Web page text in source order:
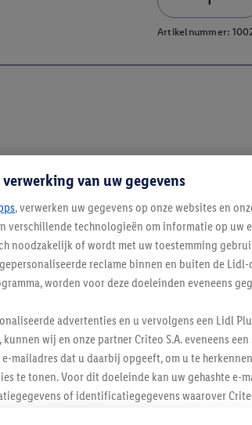
Artikelnummer:
Blijf op de
Schrijf je in op de
van uw gegevens
, verwerken uw gegevens op onze websites en
verschillende technologieën om informatie op uw
noodzakelijk of wordt met uw toestemming
reclame binnen en buiten de Lidl-
worden voor deze doeleinden eveneens
advertenties en u vervolgens een Lidl
wij en onze partner Criteo S.A. eveneens
mailadres dat u daarbij opgeeft, om u te
te tonen. Voor dit doeleinde kan uw gehashte e-
of identificatiegegevens waarover